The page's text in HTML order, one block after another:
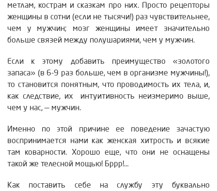
метлам, кострам и сказкам про них. Просто рецепторы
женщины в сотни (если не тысячи!) раз чувствительнее,
чем у мужчин; мозг женщины имеет значительно
больше связей между полушариями, чем у мужчин.
Если к этому добавить преимущество «золотого
запаса» (в 6-9 раз больше, чем в организме мужчины!),
то становится понятным, что проводимость их тела, и,
как следствие, их интуитивность неизмеримо выше,
чем у нас, — мужчин.
Именно по этой причине ее поведение зачастую
воспринимается нами как женская хитрость и всякие
там коварности. Хорошо еще, что они не оснащены
такой же телесной мощью! Бррр!…
Как поставить себе на службу эту буквально